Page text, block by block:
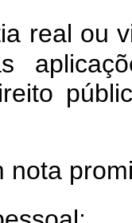
real ou
nota